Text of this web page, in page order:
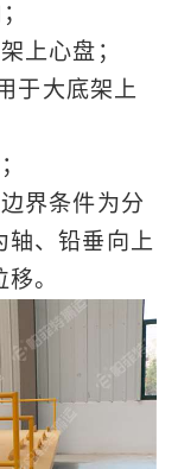
上心盘；
于大底架上
界条件为分
轴、铅垂向上
。